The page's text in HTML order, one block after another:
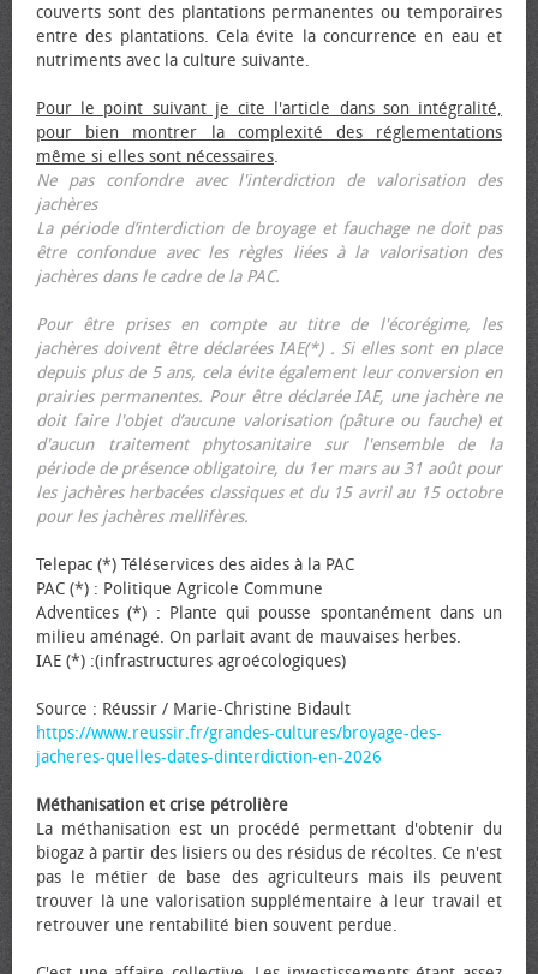
couverts sont des plantations permanentes ou temporaires
entre des plantations. Cela évite la concurrence en eau et
nutriments avec la culture suivante.
Pour le point suivant je cite l'article dans son intégralité,
pour bien montrer la complexité des réglementations
même si elles sont nécessaires.
Ne pas confondre avec l'interdiction de valorisation des
jachères
La période d’interdiction de broyage et fauchage ne doit pas
être confondue avec les règles liées à la valorisation des
jachères dans le cadre de la PAC.
Pour être prises en compte au titre de l'écorégime, les
jachères doivent être déclarées IAE(*) . Si elles sont en place
depuis plus de 5 ans, cela évite également leur conversion en
prairies permanentes. Pour être déclarée IAE, une jachère ne
doit faire l'objet d’aucune valorisation (pâture ou fauche) et
d'aucun traitement phytosanitaire sur l'ensemble de la
période de présence obligatoire, du 1er mars au 31 août pour
les jachères herbacées classiques et du 15 avril au 15 octobre
pour les jachères mellifères.
Telepac (*) Téléservices des aides à la PAC
PAC (*) : Politique Agricole Commune
Adventices (*) : Plante qui pousse spontanément dans un
milieu aménagé. On parlait avant de mauvaises herbes.
IAE (*) :(infrastructures agroécologiques)
Source : Réussir / Marie-Christine Bidault
https://www.reussir.fr/grandes-cultures/broyage-des-
jacheres-quelles-dates-dinterdiction-en-2026
Méthanisation et crise pétrolière
La méthanisation est un procédé permettant d'obtenir du
biogaz à partir des lisiers ou des résidus de récoltes. Ce n'est
pas le métier de base des agriculteurs mais ils peuvent
trouver là une valorisation supplémentaire à leur travail et
retrouver une rentabilité bien souvent perdue.